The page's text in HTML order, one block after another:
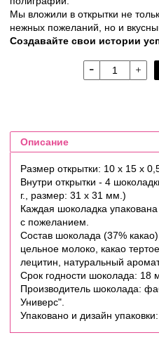
Мы вложили в открытки не
нежных пожеланий, но и
Создавайте свои истории
Описание
Размер открытки: 10 х 15 х
Внутри открытки - 4
г., размер: 31 х 31 мм.)
Каждая шоколадка
с пожеланием.
Состав шоколада (37%
цельное молоко, какао
лецитин, натуральный
Срок годности шоколада: 18
Производитель шоколада:
Универс".
Упаковано и дизайн